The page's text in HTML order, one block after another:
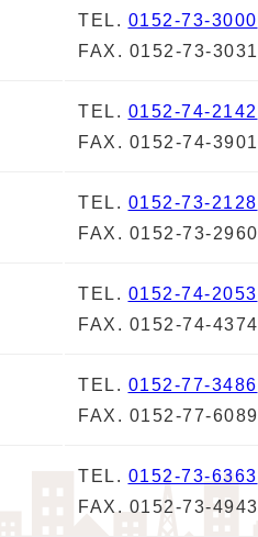
TEL. 0152-73-3000
FAX. 0152-73-3031
TEL. 0152-74-2142
FAX. 0152-74-3901
TEL. 0152-73-2128
FAX. 0152-73-2960
TEL. 0152-74-2053
FAX. 0152-74-4374
TEL. 0152-77-3486
FAX. 0152-77-6089
TEL. 0152-73-6363
FAX. 0152-73-4943